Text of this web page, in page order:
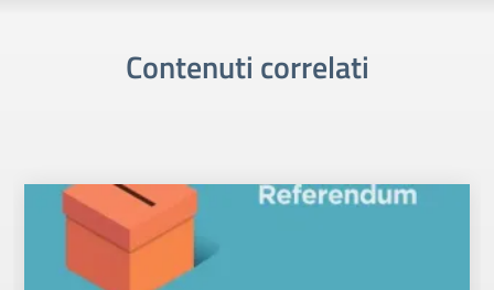
Contenuti correlati